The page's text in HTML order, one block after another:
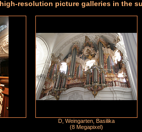
resolution picture galleries in the
D, Weingarten, Basilika
(8 Megapixel)